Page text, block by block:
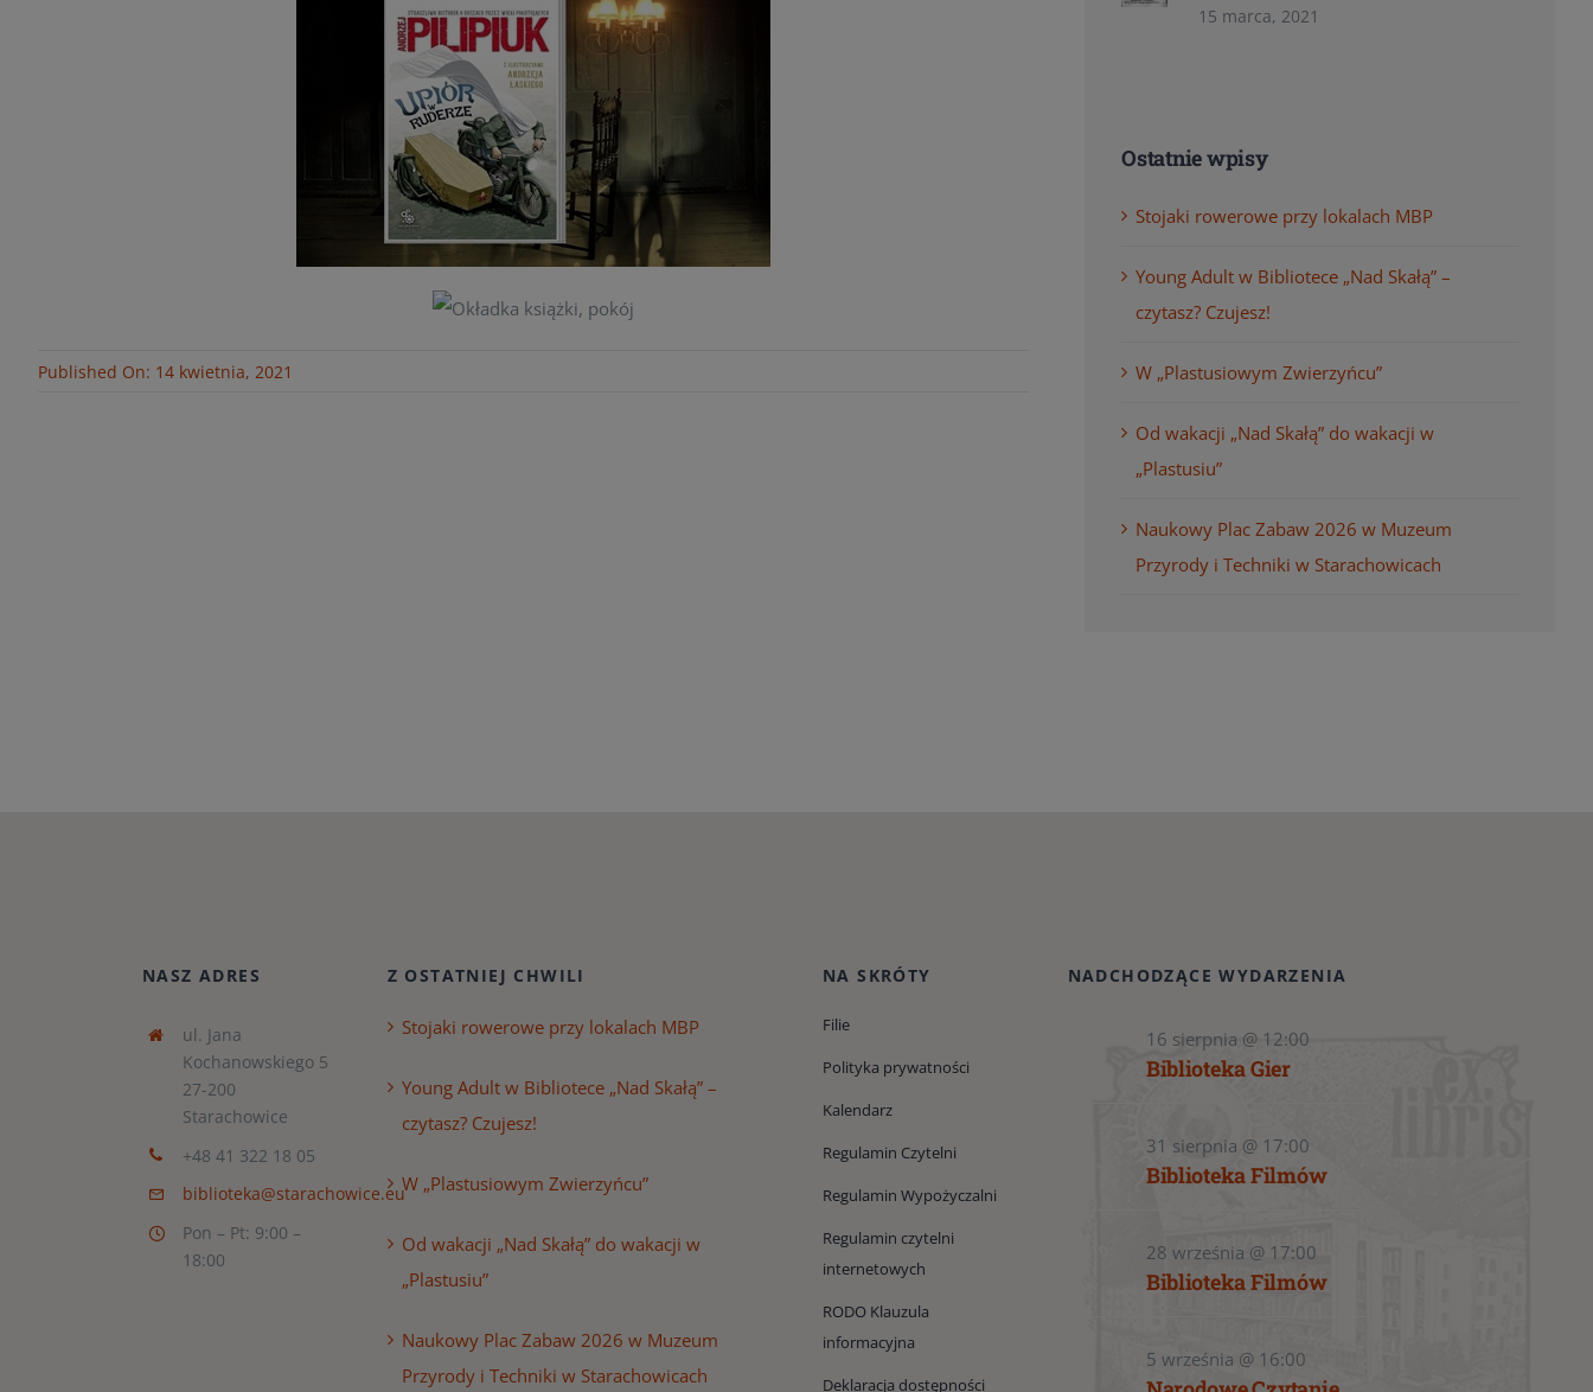
Published On: 14 kwietnia, 2021
15 marca, 2021
Ostatnie wpisy
Stojaki rowerowe przy lokalach MBP
Young Adult w Bibliotece „Nad Skałą” –
czytasz? Czujesz!
W „Plastusiowym Zwierzyńcu”
Od wakacji „Nad Skałą” do wakacji w
„Plastusiu”
Naukowy Plac Zabaw 2026 w Muzeum
Przyrody i Techniki w Starachowicach
NASZ ADRES
ul. Jana
Kochanowskiego 5
27-200
Starachowice
+48 41 322 18 05
biblioteka@starachowice.eu
Pon – Pt: 9:00 –
18:00
Z OSTATNIEJ CHWILI
Stojaki rowerowe przy lokalach MBP
Young Adult w Bibliotece „Nad Skałą” –
czytasz? Czujesz!
W „Plastusiowym Zwierzyńcu”
Od wakacji „Nad Skałą” do wakacji w
„Plastusiu”
Naukowy Plac Zabaw 2026 w Muzeum
Przyrody i Techniki w Starachowicach
NA SKRÓTY
Filie
Polityka prywatności
Kalendarz
Regulamin Czytelni
Regulamin Wypożyczalni
Regulamin czytelni
internetowych
RODO Klauzula
informacyjna
Deklaracja dostępności
NADCHODZĄCE WYDARZENIA
16 sierpnia @ 12:00
Biblioteka Gier
31 sierpnia @ 17:00
Biblioteka Filmów
28 września @ 17:00
Biblioteka Filmów
5 września @ 16:00